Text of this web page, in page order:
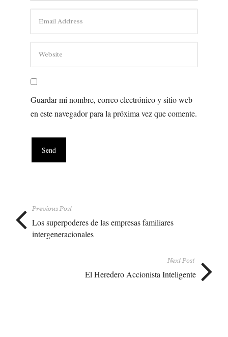
Guardar mi nombre, correo electrónico y sitio web
en este navegador para la próxima vez que comente.
Previous Post
Los superpoderes de las empresas familiares
intergeneracionales
Next Post
El Heredero Accionista Inteligente